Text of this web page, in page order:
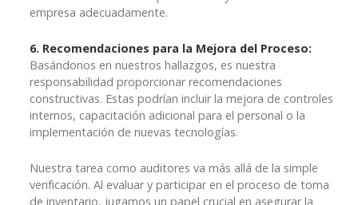
empresa adecuadamente.
6. Recomendaciones para la Mejora del Proceso:
Basándonos en nuestros hallazgos, es nuestra
responsabilidad proporcionar recomendaciones
constructivas. Estas podrían incluir la mejora de controles
internos, capacitación adicional para el personal o la
implementación de nuevas tecnologías.
Nuestra tarea como auditores va más allá de la simple
verificación. Al evaluar y participar en el proceso de toma
de inventario, jugamos un papel crucial en asegurar la